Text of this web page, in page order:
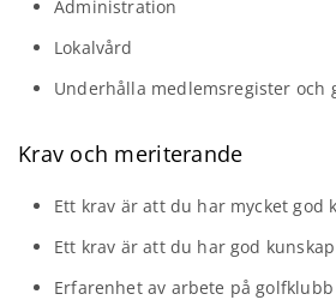
Administration
Lokalvård
Underhålla medlemsregister
Krav och meriterande
Ett krav är att du har mycket god
Ett krav är att du har god
Erfarenhet av arbete på